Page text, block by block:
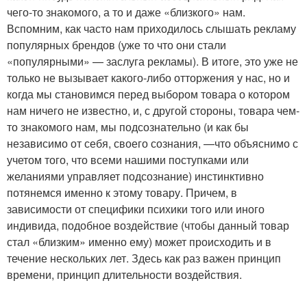
чего-то знакомого, а то и даже «близкого» нам.
Вспомним, как часто нам приходилось слышать рекламу
популярных брендов (уже то что они стали
«популярными» — заслуга рекламы). В итоге, это уже не
только не вызывает какого-либо отторжения у нас, но и
когда мы становимся перед выбором товара о котором
нам ничего не известно, и, с другой стороны, товара чем-
то знакомого нам, мы подсознательно (и как бы
независимо от себя, своего сознания, —что объяснимо с
учетом того, что всеми нашими поступками или
желаниями управляет подсознание) инстинктивно
потянемся именно к этому товару. Причем, в
зависимости от специфики психики того или иного
индивида, подобное воздействие (чтобы данный товар
стал «близким» именно ему) может происходить и в
течение нескольких лет. Здесь как раз важен принцип
времени, принцип длительности воздействия.